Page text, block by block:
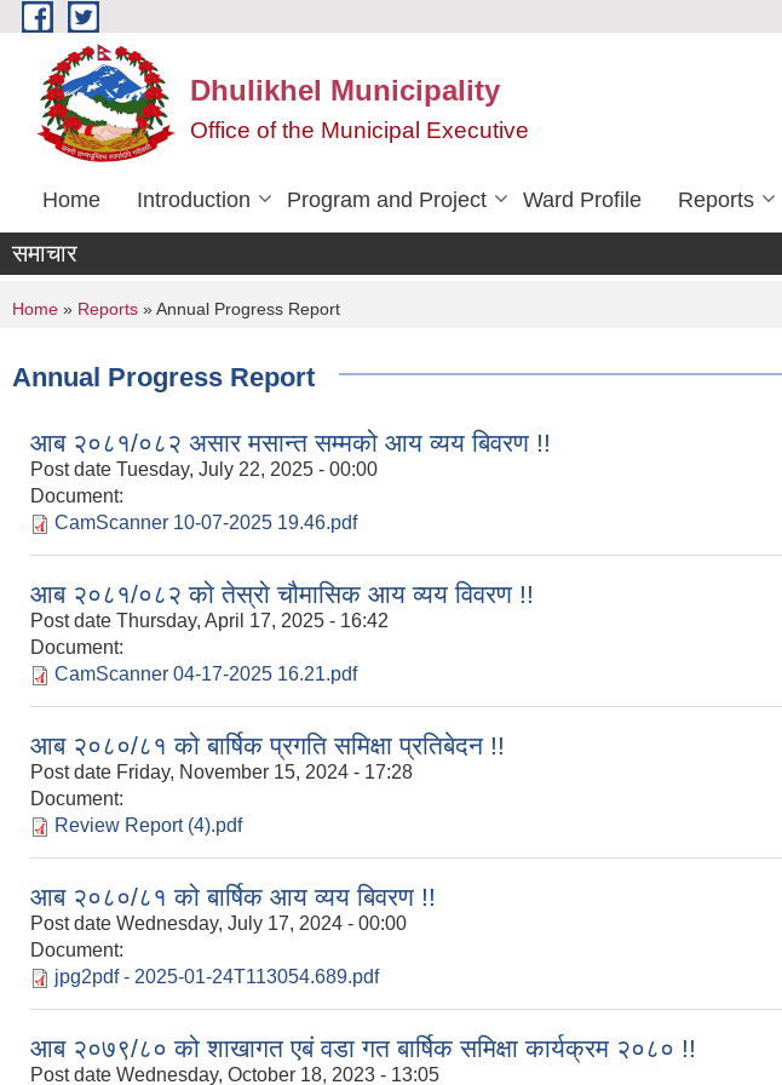
Skip to main content
Dhulikhel Municipality
Office of the Municipal Executive
Home Introduction Program and Project Ward Profile Reports
समाचार
You are here
Home » Reports » Annual Progress Report
Annual Progress Report
आब २०८१/०८२ असार मसान्त सम्मको आय व्यय बिवरण !!
Post date Tuesday, July 22, 2025 - 00:00
Document:
CamScanner 10-07-2025 19.46.pdf
आब २०८१/०८२ को तेस्रो चौमासिक आय व्यय विवरण !!
Post date Thursday, April 17, 2025 - 16:42
Document:
CamScanner 04-17-2025 16.21.pdf
आब २०८०/८१ को बार्षिक प्रगति समिक्षा प्रतिबेदन !!
Post date Friday, November 15, 2024 - 17:28
Document:
Review Report (4).pdf
आब २०८०/८१ को बार्षिक आय व्यय बिवरण !!
Post date Wednesday, July 17, 2024 - 00:00
Document:
jpg2pdf - 2025-01-24T113054.689.pdf
आब २०७९/८० को शाखागत एबं वडा गत बार्षिक समिक्षा कार्यक्रम २०८० !!
Post date Wednesday, October 18, 2023 - 13:05